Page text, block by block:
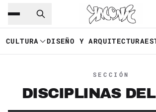
Saltar al contenido principal
CULTURA DISEÑO Y ARQUITECTURA
SECCIÓN
DISCIPLINAS